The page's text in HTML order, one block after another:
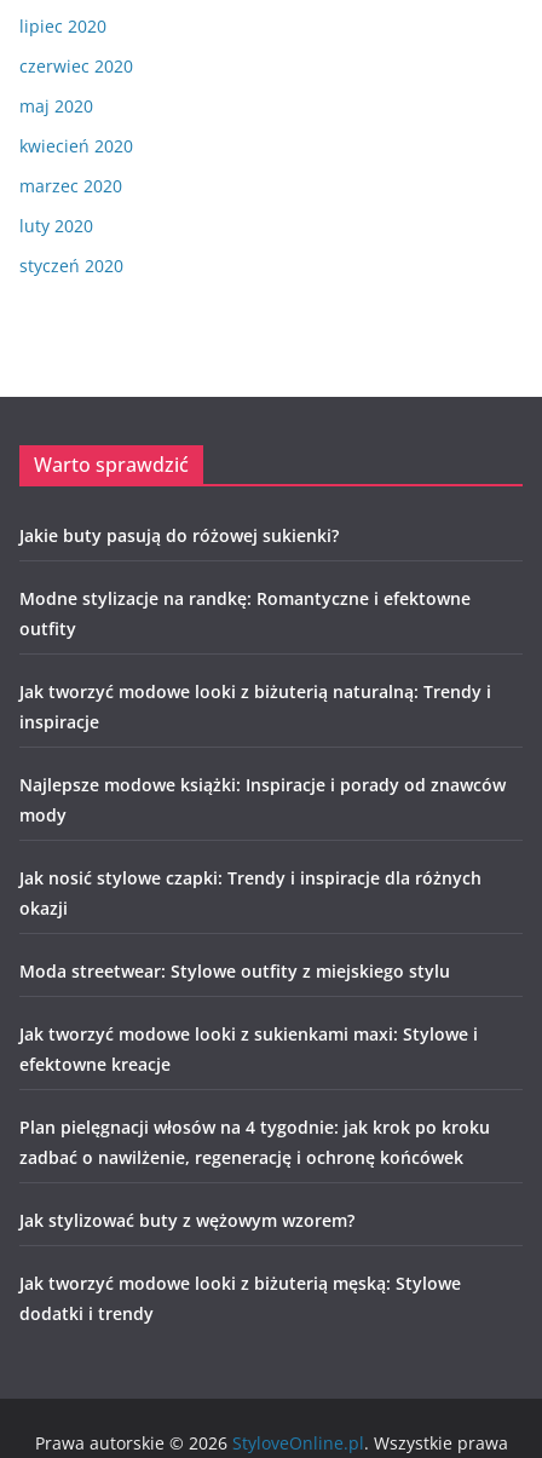
lipiec 2020
czerwiec 2020
maj 2020
kwiecień 2020
marzec 2020
luty 2020
styczeń 2020
Warto sprawdzić
Jakie buty pasują do różowej sukienki?
Modne stylizacje na randkę: Romantyczne i efektowne
outfity
Jak tworzyć modowe looki z biżuterią naturalną: Trendy i
inspiracje
Najlepsze modowe książki: Inspiracje i porady od znawców
mody
Jak nosić stylowe czapki: Trendy i inspiracje dla różnych
okazji
Moda streetwear: Stylowe outfity z miejskiego stylu
Jak tworzyć modowe looki z sukienkami maxi: Stylowe i
efektowne kreacje
Plan pielęgnacji włosów na 4 tygodnie: jak krok po kroku
zadbać o nawilżenie, regenerację i ochronę końcówek
Jak stylizować buty z wężowym wzorem?
Jak tworzyć modowe looki z biżuterią męską: Stylowe
dodatki i trendy
Prawa autorskie © 2026 StyloveOnline.pl. Wszystkie prawa